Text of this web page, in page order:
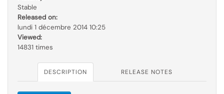
Stable
Released on:
lundi 1 décembre 2014 10:25
Viewed:
14831 times
DESCRIPTION RELEASE NOTES